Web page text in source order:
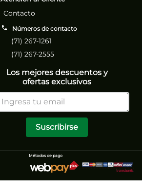
Contacto
Números de contacto
(71) 267-1261
(71) 267-2555
Los mejores descuentos y
ofertas exclusivos
Suscribirse
Métodos de pago